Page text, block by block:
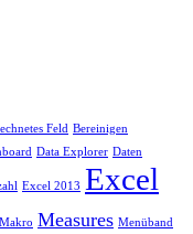
Feld Bereinigen
Data Explorer Daten
Excel 2013 Excel
Makro Measures Menüband